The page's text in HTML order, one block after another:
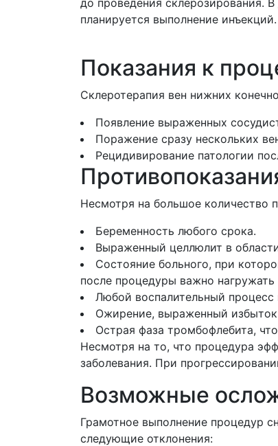
планируется выполнение инъекций.
Показания к
Склеротерапия вен нижних
Появление выраженных
Поражение сразу нескольких
Рецидивирование патологии
Несмотря на большое количество
Беременность любого срока.
Выраженный целлюлит в
Состояние больного, при
после процедуры важно
Любой воспалительный процесс
Ожирение, выраженный
Острая фаза тромбофлебита,
Несмотря на то, что процедура
заболевания. При
Возможные
Грамотное выполнение процедур
следующие отклонения: